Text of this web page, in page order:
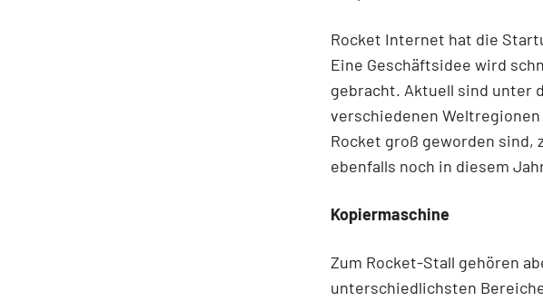
Rocket Internet hat die
Eine Geschäftsidee wird
gebracht. Aktuell sind unter
verschiedenen
Rocket groß geworden sind,
ebenfalls noch in diesem
Kopiermaschine
Zum Rocket-Stall gehören
unterschiedlichsten